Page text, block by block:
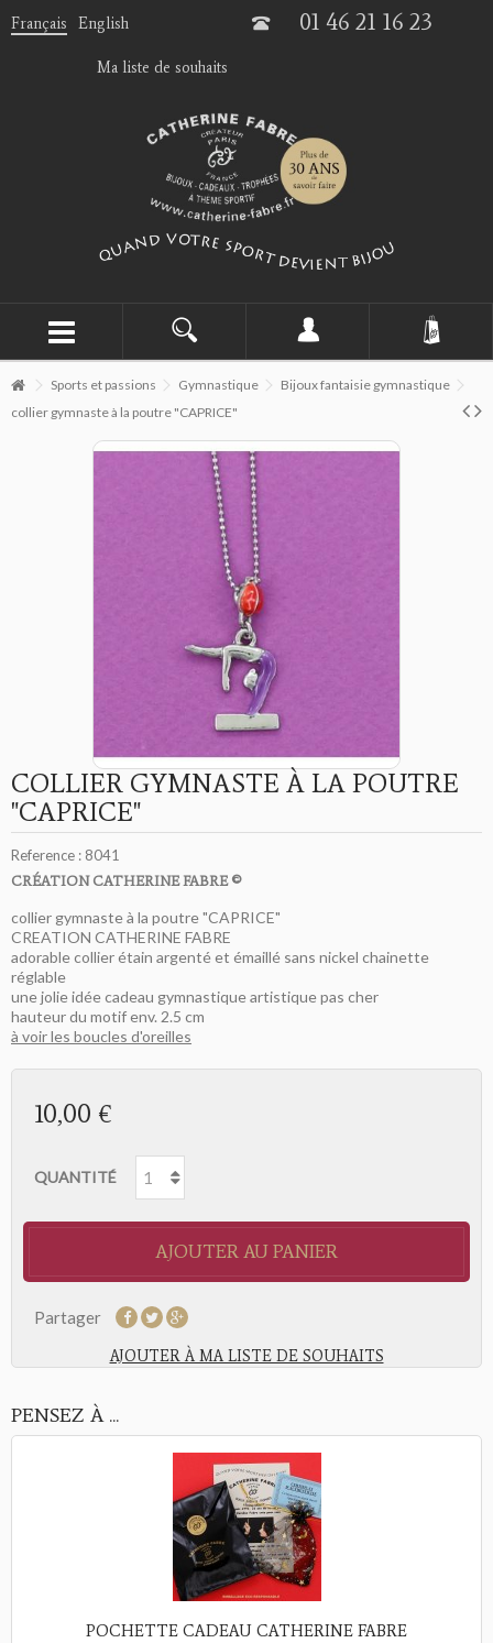
Français English 01 46 21 16 23
Ma liste de souhaits
Sports et passions Gymnastique
Bijoux fantaisie gymnastique
collier gymnaste à la poutre "CAPRICE"
COLLIER GYMNASTE À LA POUTRE
"CAPRICE"
Reference : 8041
CRÉATION CATHERINE FABRE ©
collier gymnaste à la poutre "CAPRICE"
CREATION CATHERINE FABRE
adorable collier étain argenté et émaillé sans nickel chainette
réglable
une jolie idée cadeau gymnastique artistique pas cher
hauteur du motif env. 2.5 cm
à voir les boucles d'oreilles
10,00 €
QUANTITÉ
AJOUTER AU PANIER
Partager
AJOUTER À MA LISTE DE SOUHAITS
PENSEZ À ...
POCHETTE CADEAU CATHERINE FABRE